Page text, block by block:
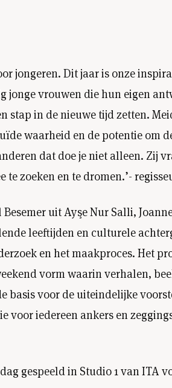
jongeren. Dit jaar is onze
jonge vrouwen die hun eigen
stap in de nieuwe tijd zetten.
waarheid en de potentie om
dat doe je niet alleen. Zij
zoeken en te dromen.’-
uit Ayşe Nur Salli,
leeftijden en culturele
en het maakproces. Het
vorm waarin verhalen,
basis voor de uiteindelijke
voor iedereen ankers en
gespeeld in Studio 1 van ITA